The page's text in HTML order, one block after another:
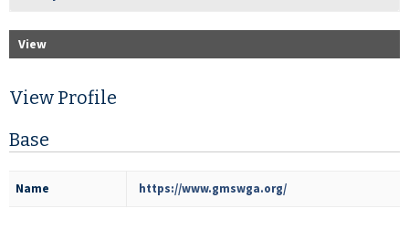
View
View Profile
Base
Name https://www.gmswga.org/